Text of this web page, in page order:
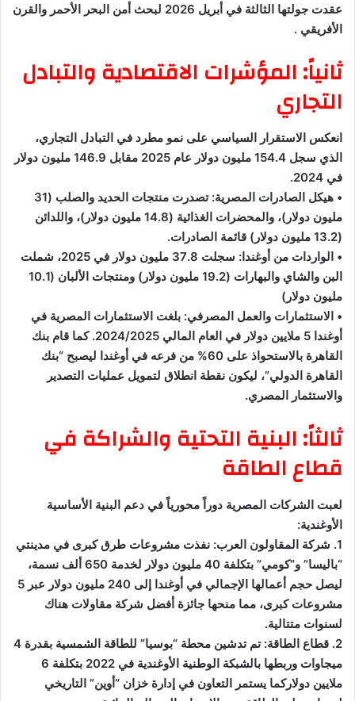
عقدت جولتها الثالثة في أبريل 2026 لبحث أمن البحر الأحمر والقرن
الأفريقي .
ثانياً: المؤشرات الاقتصادية والتبادل
التجاري
انعكس الاستقرار السياسي على نمو مطرد في التبادل التجاري،
الذي سجل 154.4 مليون دولار عام 2025 مقابل 146.9 مليون دولار
في 2024.
• هيكل الصادرات المصرية: تصدرت منتجات الحديد والصلب (31
مليون دولار)، والمحضرات الغذائية (14.8 مليون دولار)، واللدائن
(13.2 مليون دولار) قائمة الصادرات.
• الواردات من أوغندا: سجلت 37.8 مليون دولار في 2025، شملت
البن والشاي والبهارات (19.2 مليون دولار) ومنتجات الألبان (10.1
مليون دولار)
• الاستثمارات والعمل المصرفي: بلغت الاستثمارات المصرية في
أوغندا 5 ملايين دولار في العام المالي 2024/2025. كما قام بنك
القاهرة بالاستحواذ على 60% من فرعه في أوغندا ليصبح “بنك
القاهرة الدولي”، ليكون نقطة انطلاق لتمويل عمليات التصدير
والاستثمار المصري.
ثالثاً: البنية التحتية والشراكة في
قطاع الطاقة
لعبت الشركات المصرية دوراً محورياً في دعم البنية الأساسية
الأوغندية:
1. شركة المقاولون العرب: نفذت مشروعات طرق كبرى في مدينتي
“باليسا” و”كومي” بتكلفة 40 مليون دولار لخدمة 650 ألف نسمة،
ليصل حجم أعمالها الإجمالي في أوغندا إلى 240 مليون دولار عبر 5
مشروعات كبرى، مما منحها جائزة أفضل شركة مقاولات هناك
لسنوات متتالية.
2. قطاع الطاقة: تم تدشين محطة “بوسيا” للطاقة الشمسية بقدرة 4
ميجاوات وربطها بالشبكة الوطنية الأوغندية في 2022 بتكلفة 6
ملايين دولاركما يستمر التعاون في إدارة خزان “أوين” التاريخي